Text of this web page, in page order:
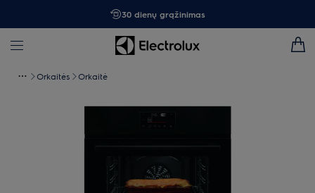
30 dienų grąžinimas
Orkaitės Orkaitė